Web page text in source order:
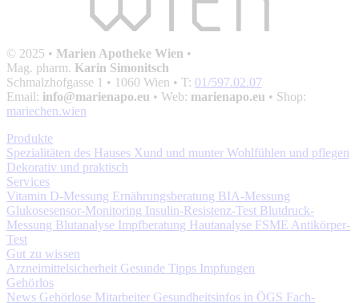
© 2025 • Marien Apotheke Wien •
Mag. pharm. Karin Simonitsch
Schmalzhofgasse 1 • 1060 Wien • T: 01/597.02.07
Email: info@marienapo.eu • Web: marienapo.eu • Shop:
mariechen.wien
Produkte
Spezialitäten des Hauses Xund und munter Wohlfühlen und pflegen
Dekorativ und praktisch
Services
Vitamin D-Messung Ernährungsberatung BIA-Messung
Glukosesensor-Monitoring Insulin-Resistenz-Test Blutdruck-
Messung Blutanalyse Impfberatung Hautanalyse FSME Antikörper-
Test
Gut zu wissen
Arzneimittelsicherheit Gesunde Tipps Impfungen
Gehörlos
News Gehörlose Mitarbeiter Gesundheitsinfos in ÖGS Fach-